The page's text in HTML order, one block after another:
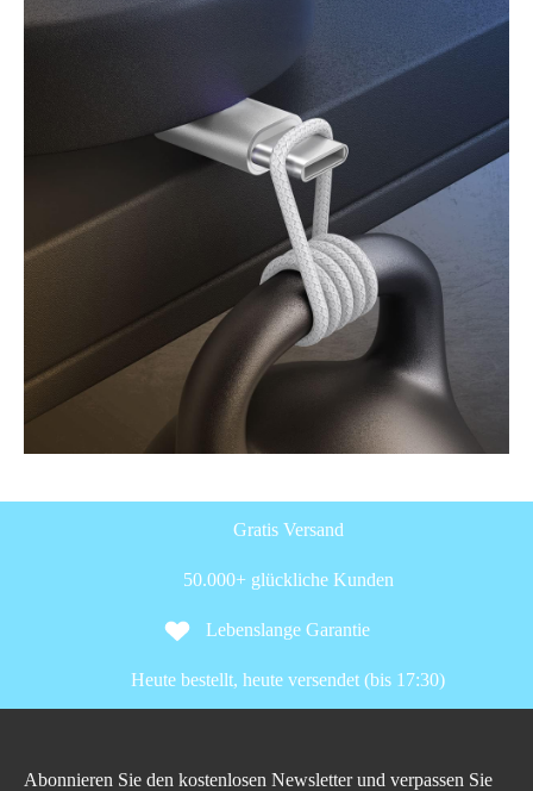
Gratis Versand
50.000+ glückliche Kunden
Lebenslange Garantie
Heute bestellt, heute versendet (bis 17:30)
Abonnieren Sie den kostenlosen Newsletter und verpassen Sie